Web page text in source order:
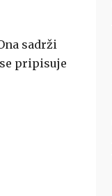
sadrži
pripisuje